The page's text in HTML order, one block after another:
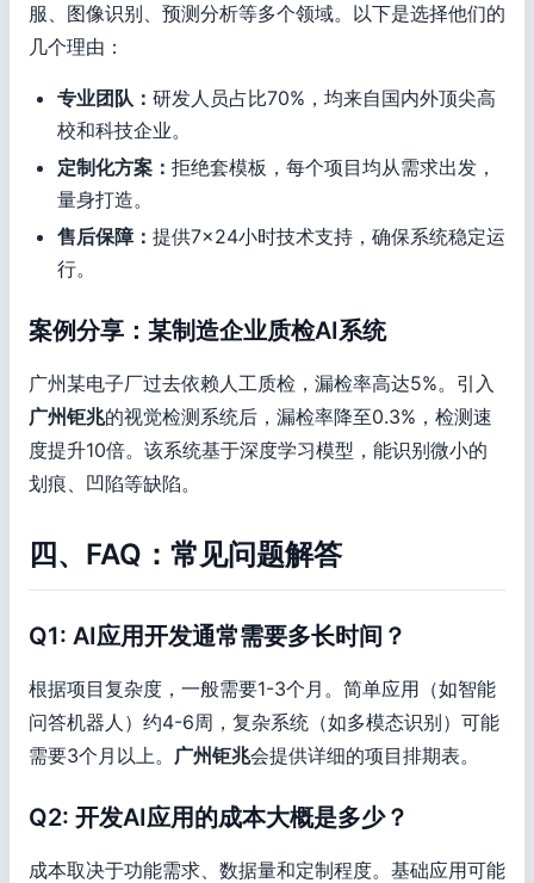
服、图像识别、预测分析等多个领域。以下是选择他们的
几个理由：
专业团队： 研发人员占比70%，均来自国内外顶尖高
校和科技企业。
定制化方案： 拒绝套模板，每个项目均从需求出发，
量身打造。
售后保障： 提供7×24小时技术支持，确保系统稳定运
行。
案例分享：某制造企业质检AI系统
广州某电子厂过去依赖人工质检，漏检率高达5%。引入
广州钜兆的视觉检测系统后，漏检率降至0.3%，检测速
度提升10倍。该系统基于深度学习模型，能识别微小的
划痕、凹陷等缺陷。
四、FAQ：常见问题解答
Q1: AI应用开发通常需要多长时间？
根据项目复杂度，一般需要1-3个月。简单应用（如智能
问答机器人）约4-6周，复杂系统（如多模态识别）可能
需要3个月以上。 广州钜兆会提供详细的项目排期表。
Q2: 开发AI应用的成本大概是多少？
成本取决于功能需求、数据量和定制程度。基础应用可能